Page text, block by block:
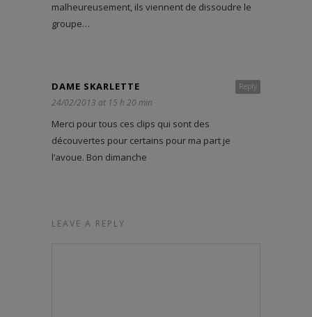
malheureusement, ils viennent de dissoudre le
groupe…
Reply
DAME SKARLETTE
24/02/2013 at 15 h 20 min
Merci pour tous ces clips qui sont des
découvertes pour certains pour ma part je
l’avoue. Bon dimanche
LEAVE A REPLY